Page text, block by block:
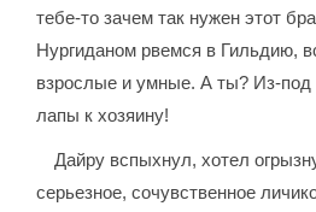
тебе-то зачем так нужен этот
Нургиданом рвемся в Гильдию,
взрослые и умные. А ты? Из-под
лапы к хозяину!
Дайру вспыхнул, хотел
серьезное, сочувственное